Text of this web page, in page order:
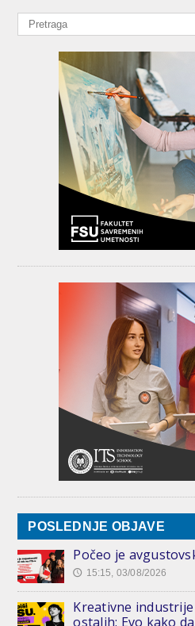
POSLEDNJE OBJAVE
Počeo je
🕔 15:15, 03/08/2026
Kreativne
ostalih: Evo kako